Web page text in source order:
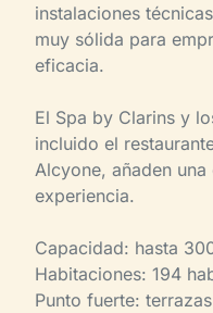
instalaciones
muy sólida para
eficacia.
El Spa by Clarins y
incluido el
Alcyone, añaden
experiencia.
Capacidad: hasta
Habitaciones: 194
Punto fuerte: